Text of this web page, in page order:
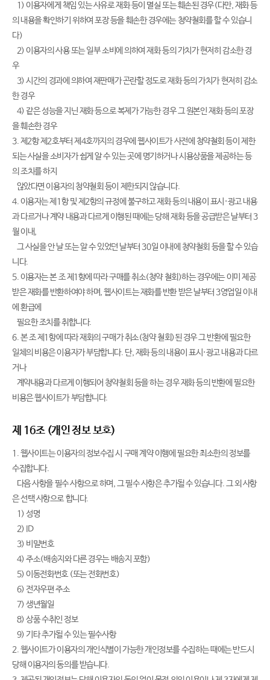
1) 이용자에게 책임 있는 사유로 재화 등이 멸실 또는 훼손된 경우(다만, 재화 등
의 내용을 확인하기 위하여 포장 등을 훼손한 경우에는 청약철회를 할 수 있습니
다)
2) 이용자의 사용 또는 일부 소비에 의하여 재화 등의 가치가 현저히 감소한 경
우
3) 시간의 경과에 의하여 재판매가 곤란할 정도로 재화 등의 가치가 현저히 감소
한 경우
4) 같은 성능을 지닌 재화 등으로 복제가 가능한 경우 그 원본인 재화 등의 포장
을 훼손한 경우
3. 제2항 제2호부터 제4호까지의 경우에 웹사이트가 사전에 청약철회 등이 제한
되는 사실을 소비자가 쉽게 알 수 있는 곳에 명기하거나 시용상품을 제공하는 등
의 조치를 하지
않았다면 이용자의 청약철회 등이 제한되지 않습니다.
4. 이용자는 제1항 및 제2항의 규정에 불구하고 재화 등의 내용이 표시·광고 내용
과 다르거나 계약 내용과 다르게 이행된 때에는 당해 재화 등을 공급받은 날부터 3
월 이내,
그 사실을 안 날 또는 알 수 있었던 날부터 30일 이내에 청약철회 등을 할 수 있습
니다.
5. 이용자는 본 조 제1항에 따라 구매를 취소(청약 철회)하는 경우에는 이미 제공
받은 재화를 반환하여야 하며, 웹사이트는 재화를 반환 받은 날부터 3영업일 이내
에 환급에
필요한 조치를 취합니다.
6. 본 조 제1항에 따라 재화의 구매가 취소(청약 철회)된 경우 그 반환에 필요한
일체의 비용은 이용자가 부담합니다. 단, 재화 등의 내용이 표시·광고 내용과 다르
거나
계약내용과 다르게 이행되어 청약철회 등을 하는 경우 재화 등의 반환에 필요한
비용은 웹사이트가 부담합니다.
제 16조 (개인 정보 보호)
1. 웹사이트는 이용자의 정보수집 시 구매 계약 이행에 필요한 최소한의 정보를
수집합니다.
다음 사항을 필수 사항으로 하며, 그 필수 사항은 추가될 수 있습니다. 그 외 사항
은 선택 사항으로 합니다.
1) 성명
2) ID
3) 비밀번호
4) 주소(배송지와 다른 경우는 배송지 포함)
5) 이동전화번호 (또는 전화번호)
6) 전자우편 주소
7) 생년월일
8) 상품 수취인 정보
9) 기타 추가될 수 있는 필수사항
2. 웹사이트가 이용자의 개인식별이 가능한 개인정보를 수집하는 때에는 반드시
당해 이용자의 동의를 받습니다.